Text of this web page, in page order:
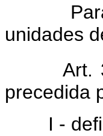
unidades
Art.
precedida
I -